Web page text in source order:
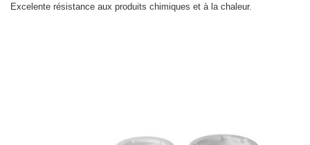
Excelente résistance aux produits chimiques et à la chaleur.